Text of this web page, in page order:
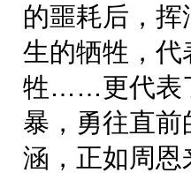
的噩耗后，
生的牺牲，
牲……更代表
暴，勇往直前
涵，正如周